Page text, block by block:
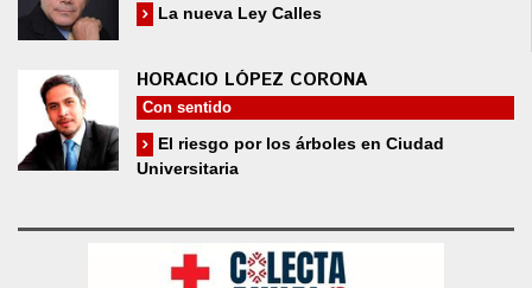
La nueva Ley Calles
HORACIO LÓPEZ CORONA
Con sentido
El riesgo por los árboles en Ciudad
Universitaria